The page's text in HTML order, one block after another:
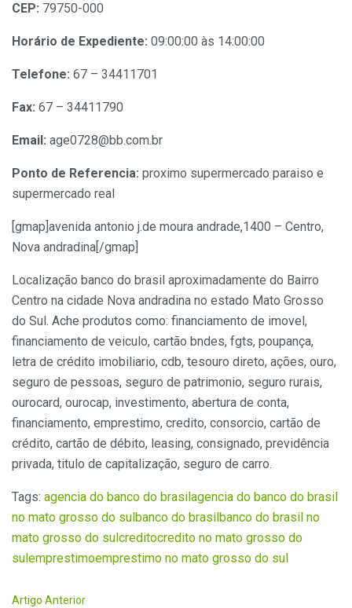
CEP: 79750-000
Horário de Expediente: 09:00:00 às 14:00:00
Telefone: 67 – 34411701
Fax: 67 – 34411790
Email: age0728@bb.com.br
Ponto de Referencia: proximo supermercado paraiso e
supermercado real
[gmap]avenida antonio j.de moura andrade,1400 – Centro,
Nova andradina[/gmap]
Localização banco do brasil aproximadamente do Bairro
Centro na cidade Nova andradina no estado Mato Grosso
do Sul. Ache produtos como: financiamento de imovel,
financiamento de veiculo, cartão bndes, fgts, poupança,
letra de crédito imobiliario, cdb, tesouro direto, ações, ouro,
seguro de pessoas, seguro de patrimonio, seguro rurais,
ourocard, ourocap, investimento, abertura de conta,
financiamento, emprestimo, credito, consorcio, cartão de
crédito, cartão de débito, leasing, consignado, previdência
privada, titulo de capitalização, seguro de carro.
Tags: agencia do banco do brasil agencia do banco do brasil
no mato grosso do sul banco do brasil banco do brasil no
mato grosso do sul creditocredito no mato grosso do
sul emprestimoemprestimo no mato grosso do sul
Artigo Anterior